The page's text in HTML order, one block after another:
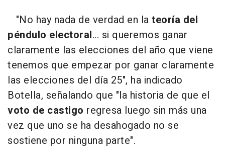
"No hay nada de verdad en la teoría del
péndulo electoral... si queremos ganar
claramente las elecciones del año que viene
tenemos que empezar por ganar claramente
las elecciones del día 25", ha indicado
Botella, señalando que "la historia de que el
voto de castigo regresa luego sin más una
vez que uno se ha desahogado no se
sostiene por ninguna parte".